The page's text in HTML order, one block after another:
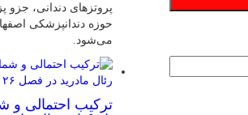
پروتزهای دندانی، جزو
حوزه دندانپزشکی
می‌شود.
ترکیب احتمالی و